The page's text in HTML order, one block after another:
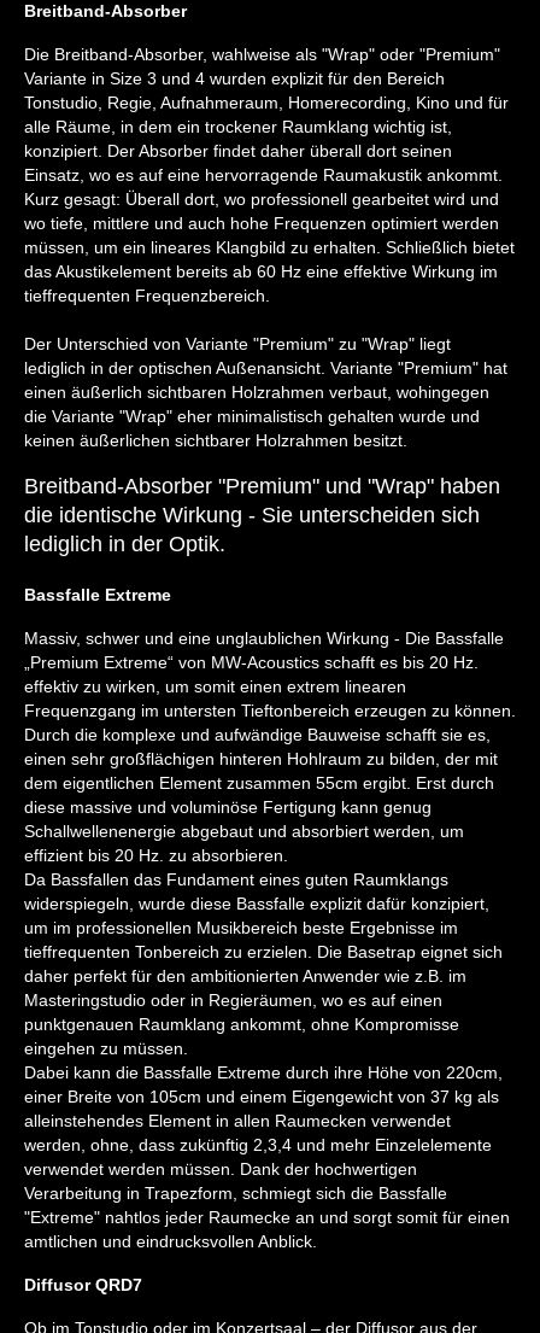
Breitband-Absorber
Die Breitband-Absorber, wahlweise als "Wrap" oder "Premium"
Variante in Size 3 und 4 wurden explizit für den Bereich
Tonstudio, Regie, Aufnahmeraum, Homerecording, Kino und für
alle Räume, in dem ein trockener Raumklang wichtig ist,
konzipiert. Der Absorber findet daher überall dort seinen
Einsatz, wo es auf eine hervorragende Raumakustik ankommt.
Kurz gesagt: Überall dort, wo professionell gearbeitet wird und
wo tiefe, mittlere und auch hohe Frequenzen optimiert werden
müssen, um ein lineares Klangbild zu erhalten. Schließlich bietet
das Akustikelement bereits ab 60 Hz eine effektive Wirkung im
tieffrequenten Frequenzbereich.
Der Unterschied von Variante "Premium" zu "Wrap" liegt
lediglich in der optischen Außenansicht. Variante "Premium" hat
einen äußerlich sichtbaren Holzrahmen verbaut, wohingegen
die Variante "Wrap" eher minimalistisch gehalten wurde und
keinen äußerlichen sichtbarer Holzrahmen besitzt.
Breitband-Absorber "Premium" und "Wrap" haben
die identische Wirkung - Sie unterscheiden sich
lediglich in der Optik.
Bassfalle Extreme
Massiv, schwer und eine unglaublichen Wirkung - Die Bassfalle
„Premium Extreme“ von MW-Acoustics schafft es bis 20 Hz.
effektiv zu wirken, um somit einen extrem linearen
Frequenzgang im untersten Tieftonbereich erzeugen zu können.
Durch die komplexe und aufwändige Bauweise schafft sie es,
einen sehr großflächigen hinteren Hohlraum zu bilden, der mit
dem eigentlichen Element zusammen 55cm ergibt. Erst durch
diese massive und voluminöse Fertigung kann genug
Schallwellenenergie abgebaut und absorbiert werden, um
effizient bis 20 Hz. zu absorbieren.
Da Bassfallen das Fundament eines guten Raumklangs
widerspiegeln, wurde diese Bassfalle explizit dafür konzipiert,
um im professionellen Musikbereich beste Ergebnisse im
tieffrequenten Tonbereich zu erzielen. Die Basetrap eignet sich
daher perfekt für den ambitionierten Anwender wie z.B. im
Masteringstudio oder in Regieräumen, wo es auf einen
punktgenauen Raumklang ankommt, ohne Kompromisse
eingehen zu müssen.
Dabei kann die Bassfalle Extreme durch ihre Höhe von 220cm,
einer Breite von 105cm und einem Eigengewicht von 37 kg als
alleinstehendes Element in allen Raumecken verwendet
werden, ohne, dass zukünftig 2,3,4 und mehr Einzelelemente
verwendet werden müssen. Dank der hochwertigen
Verarbeitung in Trapezform, schmiegt sich die Bassfalle
"Extreme" nahtlos jeder Raumecke an und sorgt somit für einen
amtlichen und eindrucksvollen Anblick.
Diffusor QRD7
Ob im Tonstudio oder im Konzertsaal – der Diffusor aus der